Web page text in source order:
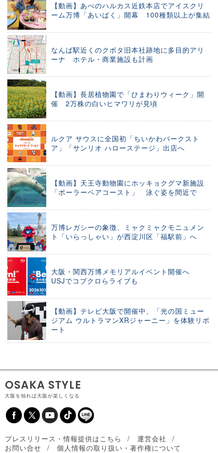
【動画】あべのハルカス近鉄本店でアイスクリ
ーム万博「あいぱく」開幕 100種類以上が集結
なんば駅近くのクボタ旧本社跡地に多目的アリ
ーナ ホテル・商業施設も計画
【動画】長居植物園で「ひまわりウィーク」開
催 2万株の白いヒマワリが見頃
ルクア サウスに全国初「ちいかわパークスト
ア」「サンリオ ハローステージ」出店へ
【動画】天王寺動物園にホッキョクグマ新施設
「ポーラーベアコースト」 泳ぐ姿を間近で
万博レガシーの象徴、ミャクミャクモニュメン
ト「いらっしゃい」が西淀川区「福駅前」へ
大阪・関西万博メモリアルイベント開催へ
USJでコブクロらライブも
【動画】テレビ大阪で開催中、「光の国ミュー
ジアム ウルトラマンXRジャーニー」を体験リポ
ート
OSAKA STYLE
大阪を知れば大阪が楽しくなる
プレスリリース・情報提供はこちら
運営会社
お問い合せ
個人情報の取り扱い・著作権について